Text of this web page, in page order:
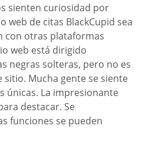
sienten curiosidad por
web de citas BlackCupid sea
con otras plataformas
web está dirigido
negras solteras, pero no es
sitio. Mucha gente se siente
únicas. La impresionante
destacar. Se
funciones se pueden